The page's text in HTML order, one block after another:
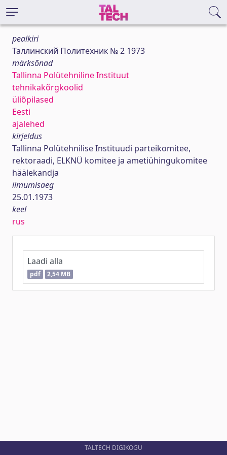
pealkiri
Таллинский Политехник № 2 1973
märksõnad
Tallinna Polütehniline Instituut
tehnikakõrgkoolid
üliõpilased
Eesti
ajalehed
kirjeldus
Tallinna Polütehnilise Instituudi parteikomitee,
rektoraadi, ELKNÜ komitee ja ametiühingukomitee
häälekandja
ilmumisaeg
25.01.1973
keel
rus
Laadi alla
pdf 2,54 MB
TALTECH DIGIKOGU